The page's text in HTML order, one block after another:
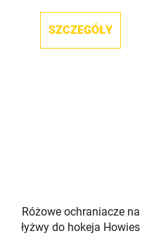
SZCZEGÓŁY
Różowe ochraniacze na
łyżwy do hokeja Howies